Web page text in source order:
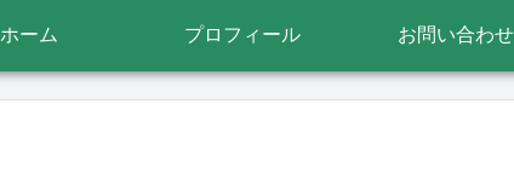
ホーム プロフィール お問い合わせ